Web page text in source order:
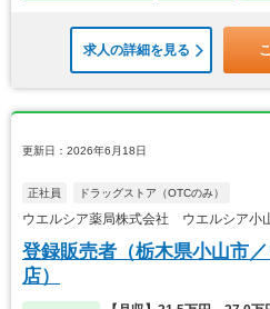
求人の詳細を見る
更新日：2026年6月18日
正社員 ドラッグストア（OTCのみ）
ウエルシア薬局株式会社 ウエルシア小
登録販売者（栃木県小山市
店）